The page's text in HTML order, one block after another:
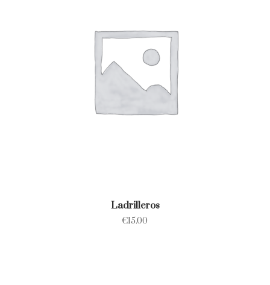
Ladrilleros
€15.00